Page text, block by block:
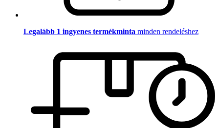
Legalább 1 ingyenes termékminta minden rendeléshez